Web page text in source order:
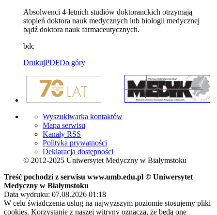
Absolwenci 4-letnich studiów doktoranckich otrzymają
stopień doktora nauk medycznych lub biologii medycznej
bądź doktora nauk farmaceutycznych.
bdc
DrukujPDFDo góry
Wyszukiwarka kontaktów
Mapa serwisu
Kanały RSS
Polityka prywatności
Deklaracja dostępności
© 2012-2025 Uniwersytet Medyczny w Białymstoku
Treść pochodzi z serwisu www.umb.edu.pl © Uniwersytet
Medyczny w Białymstoku
Data wydruku: 07.08.2026 01:18
W celu świadczenia usług na najwyższym poziomie stosujemy pliki
cookies. Korzystanie z naszej witryny oznacza, że będą one